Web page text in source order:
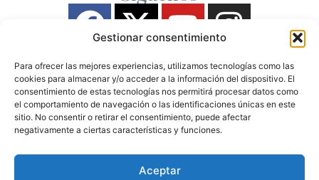
Gestionar consentimiento
Para ofrecer las mejores experiencias, utilizamos tecnologías como las
cookies para almacenar y/o acceder a la información del dispositivo. El
consentimiento de estas tecnologías nos permitirá procesar datos como
el comportamiento de navegación o las identificaciones únicas en este
sitio. No consentir o retirar el consentimiento, puede afectar
negativamente a ciertas características y funciones.
Aceptar